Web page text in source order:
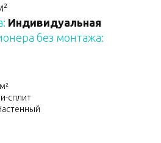
Индивидуальная
без монтажа:
сплит